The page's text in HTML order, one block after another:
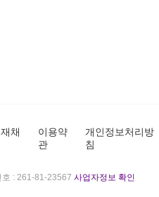
채
이용약
관
개인정보처리방
침
호 : 261-81-23567 사업자정보 확인